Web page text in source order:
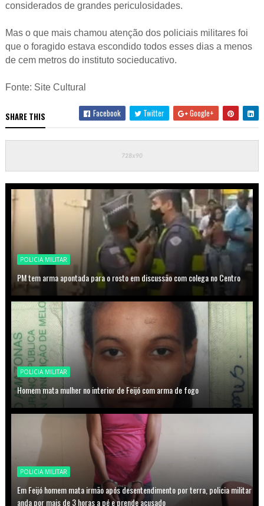
considerados de grandes periculosidades.
Mas o que mais chamou atenção dos policiais militares foi
que o foragido estava escondido todos esses dias a menos
de cem metros do instituto socieducativo.
Fonte: Site Cultural
SHARE THIS Facebook Twitter Google+
POLICIA MILITAR
PM tem arma apontada para o rosto em discussão com colega no Centro
POLICIA MILITAR
Homem mata mulher no interior de Feijó com arma de fogo
POLICIA MILITAR
Em Feijó homem mata irmão após desentendimento por terra, policia militar
anda por mais de 3 horas a pé e prende acusado